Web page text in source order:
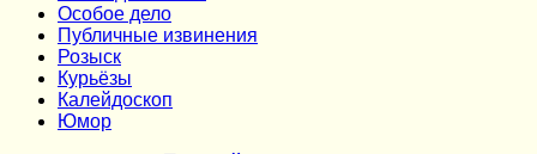
Особое дело
Публичные извинения
Розыск
Курьёзы
Калейдоскоп
Юмор